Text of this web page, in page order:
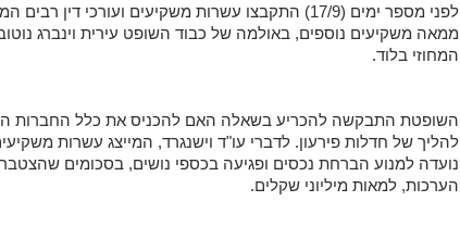
לפני מספר ימים (17/9) התקבצו עשרות משקיעים ועורכי דין
ממאה משקיעים נוספים, באולמה של כבוד השופט עירית וינברג
המחוזי בלוד.
השופטת התבקשה להכריע בשאלה האם להכניס את כלל החברות
להליך של חדלות פירעון. לדברי עו"ד וישנגרד, המייצג עשרות
נועדה למנוע הברחת נכסים ופגיעה בכספי נושים, בסכומים
הערכות, למאות מיליוני שקלים.